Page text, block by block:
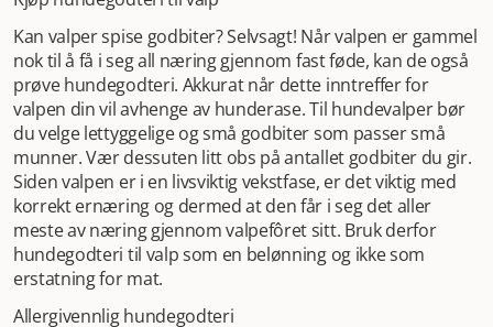
Kan valper spise godbiter? Selvsagt! Når valpen er gammel
nok til å få i seg all næring gjennom fast føde, kan de også
prøve hundegodteri. Akkurat når dette inntreffer for
valpen din vil avhenge av hunderase. Til hundevalper bør
du velge lettyggelige og små godbiter som passer små
munner. Vær dessuten litt obs på antallet godbiter du gir.
Siden valpen er i en livsviktig vekstfase, er det viktig med
korrekt ernæring og dermed at den får i seg det aller
meste av næring gjennom valpefôret sitt. Bruk derfor
hundegodteri til valp som en belønning og ikke som
erstatning for mat.
Allergivennlig hundegodteri